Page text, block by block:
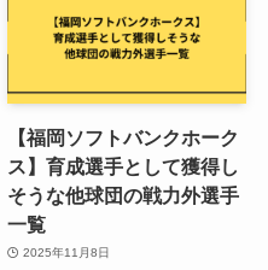
【福岡ソフトバンクホーク
ス】育成選手として獲得し
そうな他球団の戦力外選手
一覧
2025年11月8日